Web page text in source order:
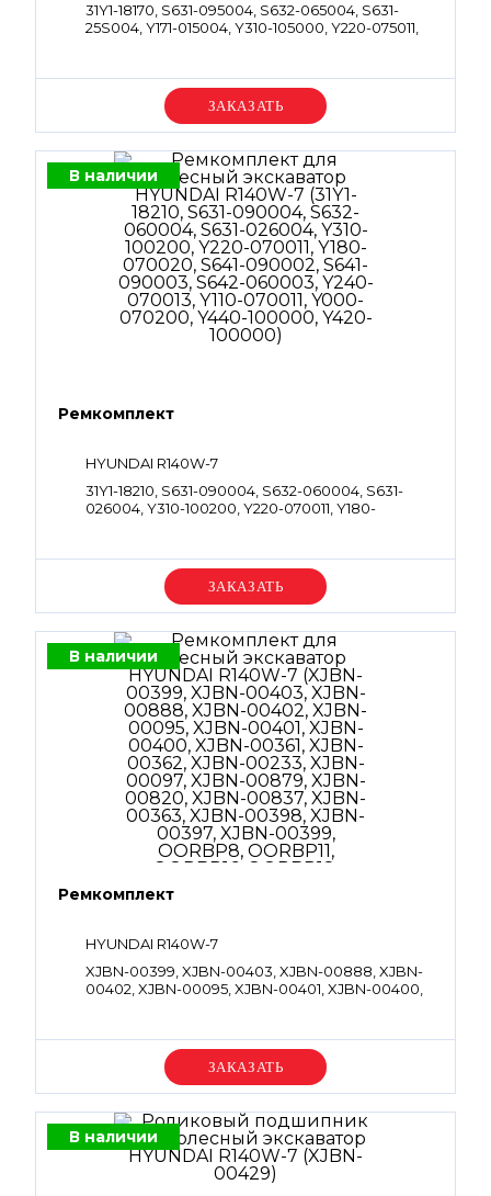
31Y1-18170, S631-095004, S632-065004, S631-
25S004, Y171-015004, Y310-105000, Y220-075011,
Y440-105000, Y420-105000
Уточняйте цену
В наличии
Ремкомплект
HYUNDAI R140W-7
31Y1-18210, S631-090004, S632-060004, S631-
026004, Y310-100200, Y220-070011, Y180-
070200, Y440-100000, Y420-100000
Уточняйте цену
В наличии
Ремкомплект
HYUNDAI R140W-7
XJBN-00399, XJBN-00403, XJBN-00888, XJBN-
00402, XJBN-00095, XJBN-00401, XJBN-00400,
XJBN-00363, XJBN-00398, XJBN-00397, XJBN-
00399, OORBP8, OORBP11, OORBP16,
OORBP18, OORBG30, OORBG85, OORBG115,
OORBG120, OT2BP16, OT2BG30, PTCV35V,
OORBP24, OORBG95, OORBG145, OT2BP18,
OT2BG35, PTCV40V
Уточняйте цену
В наличии